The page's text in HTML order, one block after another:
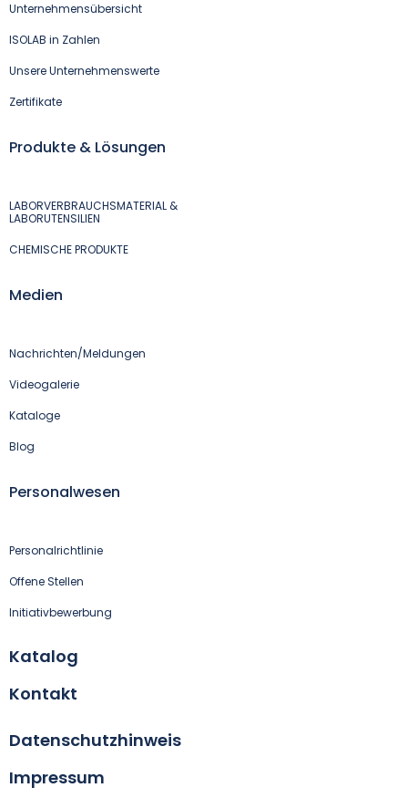
Unternehmensübersicht
ISOLAB in Zahlen
Unsere Unternehmenswerte
Zertifikate
Produkte & Lösungen
LABORVERBRAUCHSMATERIAL &
LABORUTENSILIEN
CHEMISCHE PRODUKTE
Medien
Nachrichten/Meldungen
Videogalerie
Kataloge
Blog
Personalwesen
Personalrichtlinie
Offene Stellen
Initiativbewerbung
Katalog
Kontakt
Datenschutzhinweis
Impressum